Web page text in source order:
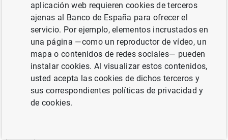
Estado financiero consolidado del
Eurosistema a 19 de agosto de 2016 (36
Siguiente
Balanza de pagos mensual de...
aplicación web requieren cookies de terceros
ajenas al Banco de España para ofrecer el
servicio. Por ejemplo, elementos incrustados en
una página —como un reproductor de vídeo, un
mapa o contenidos de redes sociales— pueden
instalar cookies. Al visualizar estos contenidos,
usted acepta las cookies de dichos terceros y
sus correspondientes políticas de privacidad y
de cookies.